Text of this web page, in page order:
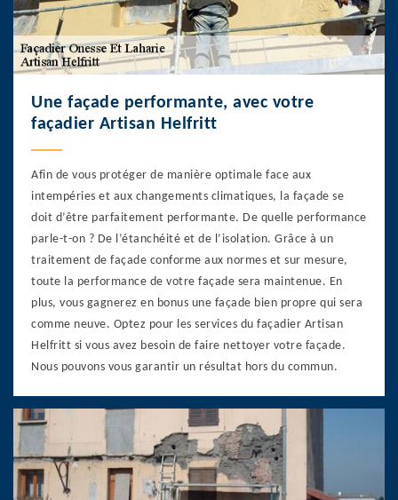
Une façade performante, avec votre
façadier Artisan Helfritt
Afin de vous protéger de manière optimale face aux
intempéries et aux changements climatiques, la façade se
doit d’être parfaitement performante. De quelle performance
parle-t-on ? De l’étanchéité et de l’isolation. Grâce à un
traitement de façade conforme aux normes et sur mesure,
toute la performance de votre façade sera maintenue. En
plus, vous gagnerez en bonus une façade bien propre qui sera
comme neuve. Optez pour les services du façadier Artisan
Helfritt si vous avez besoin de faire nettoyer votre façade.
Nous pouvons vous garantir un résultat hors du commun.